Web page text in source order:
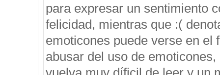
para expresar un sentimiento
felicidad, mientras que :(
emoticones puede verse en el
abusar del uso de